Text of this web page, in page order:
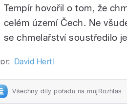
Tempír hovořil o tom, že
celém území Čech. Ne
se chmelařství soustředilo
David Hertl
Všechny díly pořadu na mujRozhlas